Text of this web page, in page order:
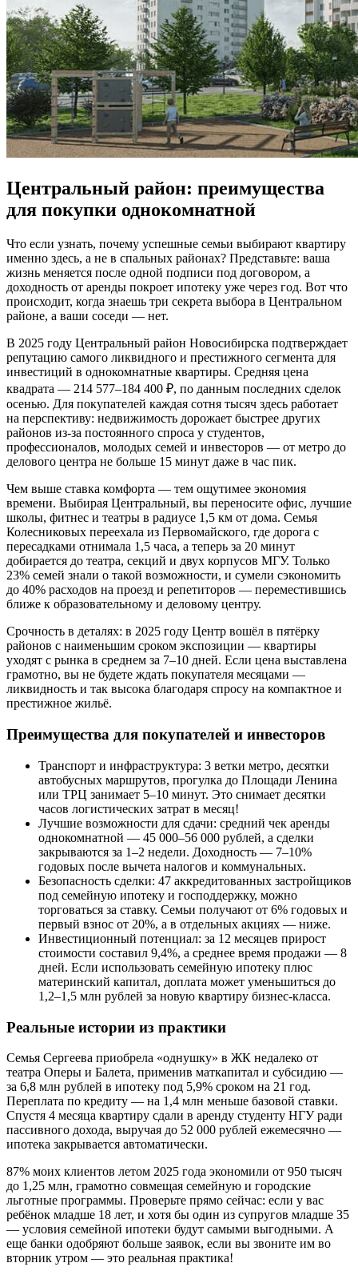
Центральный район: преимущества
для покупки однокомнатной
Что если узнать, почему успешные семьи выбирают квартиру
именно здесь, а не в спальных районах? Представьте: ваша
жизнь меняется после одной подписи под договором, а
доходность от аренды покроет ипотеку уже через год. Вот что
происходит, когда знаешь три секрета выбора в Центральном
районе, а ваши соседи — нет.
В 2025 году Центральный район Новосибирска подтверждает
репутацию самого ликвидного и престижного сегмента для
инвестиций в однокомнатные квартиры. Средняя цена
квадрата — 214 577–184 400 ₽, по данным последних сделок
осенью. Для покупателей каждая сотня тысяч здесь работает
на перспективу: недвижимость дорожает быстрее других
районов из-за постоянного спроса у студентов,
профессионалов, молодых семей и инвесторов — от метро до
делового центра не больше 15 минут даже в час пик.
Чем выше ставка комфорта — тем ощутимее экономия
времени. Выбирая Центральный, вы переносите офис, лучшие
школы, фитнес и театры в радиусе 1,5 км от дома. Семья
Колесниковых переехала из Первомайского, где дорога с
пересадками отнимала 1,5 часа, а теперь за 20 минут
добирается до театра, секций и двух корпусов МГУ. Только
23% семей знали о такой возможности, и сумели сэкономить
до 40% расходов на проезд и репетиторов — переместившись
ближе к образовательному и деловому центру.
Срочность в деталях: в 2025 году Центр вошёл в пятёрку
районов с наименьшим сроком экспозиции — квартиры
уходят с рынка в среднем за 7–10 дней. Если цена выставлена
грамотно, вы не будете ждать покупателя месяцами —
ликвидность и так высока благодаря спросу на компактное и
престижное жильё.
Преимущества для покупателей и инвесторов
Транспорт и инфраструктура: 3 ветки метро, десятки
автобусных маршрутов, прогулка до Площади Ленина
или ТРЦ занимает 5–10 минут. Это снимает десятки
часов логистических затрат в месяц!
Лучшие возможности для сдачи: средний чек аренды
однокомнатной — 45 000–56 000 рублей, а сделки
закрываются за 1–2 недели. Доходность — 7–10%
годовых после вычета налогов и коммунальных.
Безопасность сделки: 47 аккредитованных застройщиков
под семейную ипотеку и господдержку, можно
торговаться за ставку. Семьи получают от 6% годовых и
первый взнос от 20%, а в отдельных акциях — ниже.
Инвестиционный потенциал: за 12 месяцев прирост
стоимости составил 9,4%, а среднее время продажи — 8
дней. Если использовать семейную ипотеку плюс
материнский капитал, доплата может уменьшиться до
1,2–1,5 млн рублей за новую квартиру бизнес-класса.
Реальные истории из практики
Семья Сергеева приобрела «однушку» в ЖК недалеко от
театра Оперы и Балета, применив маткапитал и субсидию —
за 6,8 млн рублей в ипотеку под 5,9% сроком на 21 год.
Переплата по кредиту — на 1,4 млн меньше базовой ставки.
Спустя 4 месяца квартиру сдали в аренду студенту НГУ ради
пассивного дохода, выручая до 52 000 рублей ежемесячно —
ипотека закрывается автоматически.
87% моих клиентов летом 2025 года экономили от 950 тысяч
до 1,25 млн, грамотно совмещая семейную и городские
льготные программы. Проверьте прямо сейчас: если у вас
ребёнок младше 18 лет, и хотя бы один из супругов младше 35
— условия семейной ипотеки будут самыми выгодными. А
еще банки одобряют больше заявок, если вы звоните им во
вторник утром — это реальная практика!